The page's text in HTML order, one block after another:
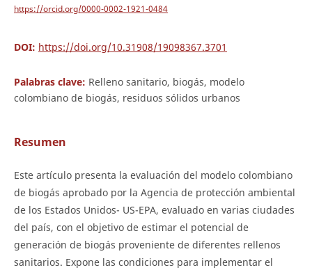
https://orcid.org/0000-0002-1921-0484
DOI: https://doi.org/10.31908/19098367.3701
Palabras clave: Relleno sanitario, biogás, modelo
colombiano de biogás, residuos sólidos urbanos
Resumen
Este artículo presenta la evaluación del modelo colombiano
de biogás aprobado por la Agencia de protección ambiental
de los Estados Unidos- US-EPA, evaluado en varias ciudades
del país, con el objetivo de estimar el potencial de
generación de biogás proveniente de diferentes rellenos
sanitarios. Expone las condiciones para implementar el